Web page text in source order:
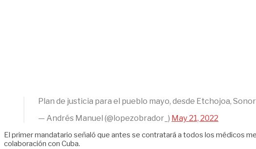
Plan de justicia para el pueblo mayo, desde Etchojoa,
— Andrés Manuel (@lopezobrador_) May 21, 2022
El primer mandatario señaló que antes se contratará a todos los médicos
colaboración con Cuba.